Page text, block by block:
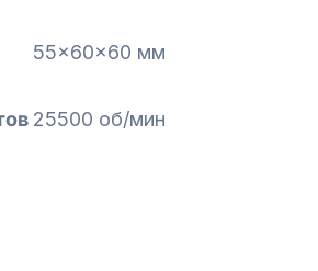
55x60x60 мм
25500 об/мин